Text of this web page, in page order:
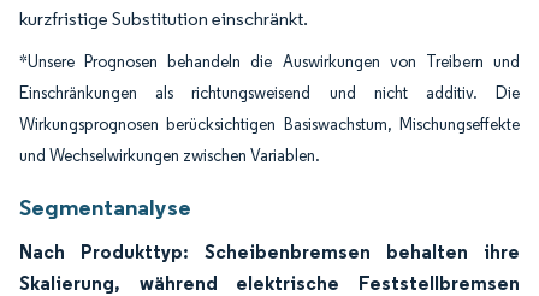
kurzfristige Substitution einschränkt.
*Unsere Prognosen behandeln die Auswirkungen von Treibern und
Einschränkungen als richtungsweisend und nicht additiv. Die
Wirkungsprognosen berücksichtigen Basiswachstum, Mischungseffekte
und Wechselwirkungen zwischen Variablen.
Segmentanalyse
Nach Produkttyp: Scheibenbremsen behalten ihre
Skalierung, während elektrische Feststellbremsen